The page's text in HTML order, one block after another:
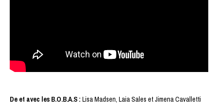
De et avec les B.O.B.A.S : Lisa Madsen, Laia Sales et Jimena Cavalletti